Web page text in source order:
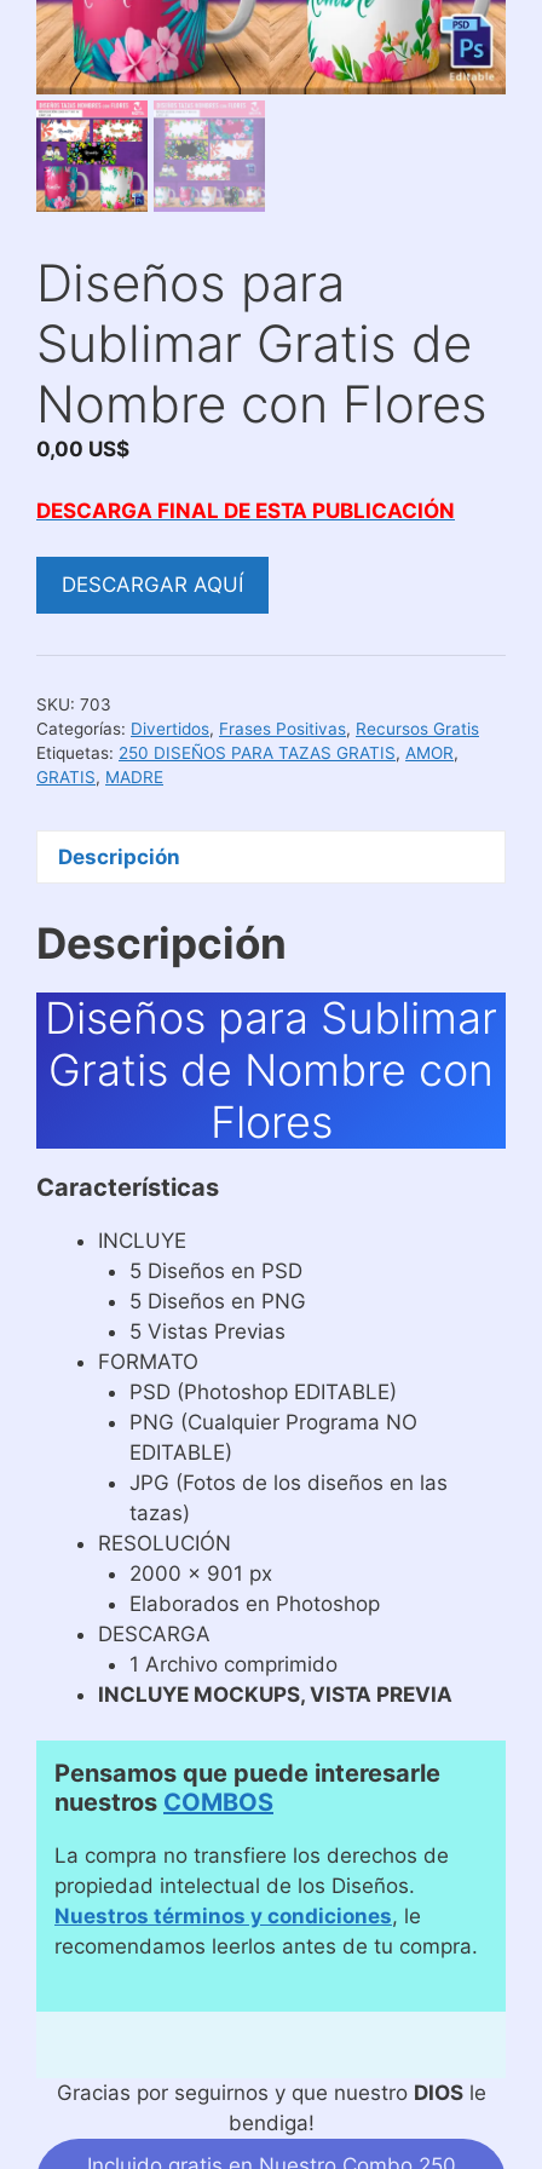
Diseños para
Sublimar Gratis de
Nombre con Flores
0,00 US$
DESCARGA FINAL DE ESTA PUBLICACIÓN
DESCARGAR AQUÍ
SKU: 703
Categorías: Divertidos, Frases Positivas, Recursos Gratis
Etiquetas: 250 DISEÑOS PARA TAZAS GRATIS, AMOR,
GRATIS, MADRE
Descripción
Descripción
Diseños para Sublimar
Gratis de Nombre con
Flores
Características
INCLUYE
5 Diseños en PSD
5 Diseños en PNG
5 Vistas Previas
FORMATO
PSD (Photoshop EDITABLE)
PNG (Cualquier Programa NO
EDITABLE)
JPG (Fotos de los diseños en las
tazas)
RESOLUCIÓN
2000 x 901 px
Elaborados en Photoshop
DESCARGA
1 Archivo comprimido
INCLUYE MOCKUPS, VISTA PREVIA
Pensamos que puede interesarle
nuestros COMBOS
La compra no transfiere los derechos de
propiedad intelectual de los Diseños.
Nuestros términos y condiciones, le
recomendamos leerlos antes de tu compra.
Gracias por seguirnos y que nuestro DIOSle
bendiga!